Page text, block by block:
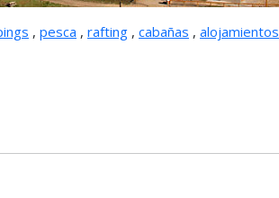
, pesca , rafting , cabañas , alojamientos